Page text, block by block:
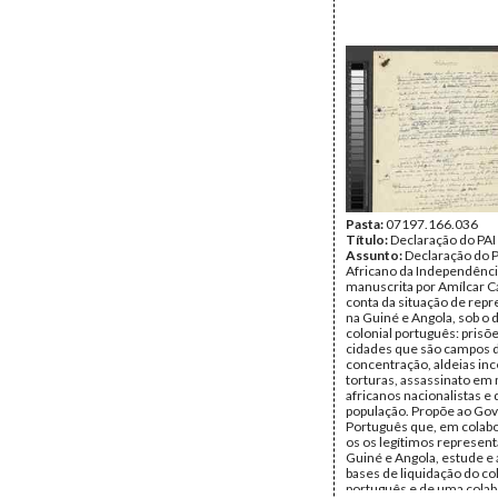
Pasta:07197.166.036
Título:Declaração do PAI
Assunto:Declaração do
Africano da
manuscrita por Amílcar
conta da situação de
na Guiné e Angola, sob o
colonial português:
cidades que são campos
concentração, aldeias
torturas, assassinato em
africanos nacionalistas e
população. Propõe ao
Português que, em
os os legítimos
Guiné e Angola, estude e
bases de liquidação do
português e de uma